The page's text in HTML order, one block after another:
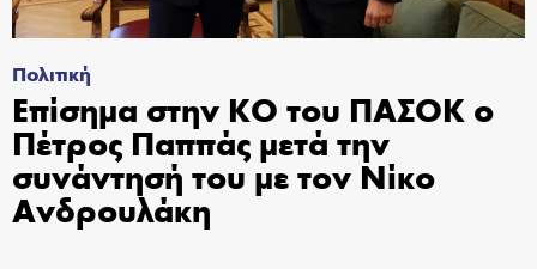
Πολιτική
Επίσημα στην ΚΟ του ΠΑΣΟΚ ο
Πέτρος Παππάς μετά την
συνάντησή του με τον Νίκο
Ανδρουλάκη